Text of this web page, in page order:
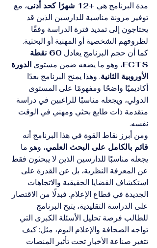
مدة البرنامج هي +12 شهرًا كحد أدنى
، مع
توفير مرونة مناسبة للدارسين الذين قد
يحتاجون إلى تمديد فترة الدراسة وفقًا
لظروفهم الشخصية أو المهنية أو البحثية.
كما أن حجم البرنامج يعادل
60 نقطة
ECTS، وهو ما يضعه ضمن مستوى الدورة
الأوروبية الثانية. وهذا يمنح البرنامج بعدًا
أكاديميًا واضحًا ومفهومًا على المستوى
الدولي، ويجعله مناسبًا للراغبين في دراسة
متقدمة ذات طابع بحثي ومهني في الوقت
نفسه.
ومن أبرز نقاط القوة في هذا البرنامج أنه
قائم بالكامل على البحث العلمي، وهو ما
يجعله مناسبًا للدارسين الذين لا يبحثون فقط
عن المعرفة النظرية، بل عن القدرة على
استكشاف القضايا الحقيقية والاتجاهات
الجديدة في قطاع الإعلام. فبدلًا من الاقتصار
على الدراسة التقليدية، يتيح البرنامج
للطالب فرصة تحليل الأسئلة الكبرى التي
تواجه الصحافة والإعلام اليوم، مثل: كيف
تتغير صناعة الأخبار تحت تأثير المنصات